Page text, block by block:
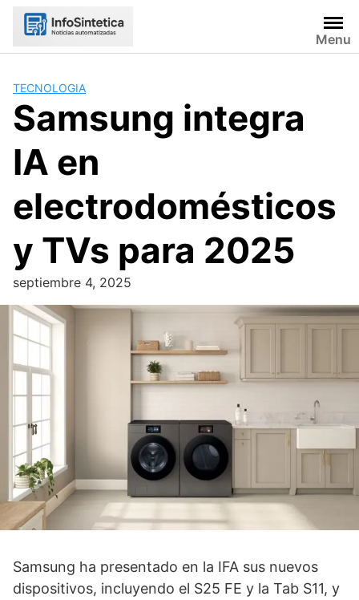
Skip
Menu
TECNOLOGIA
Samsung integra
IA en
electrodomésticos
y TVs para 2025
septiembre 4, 2025
Samsung ha presentado en la IFA sus nuevos
dispositivos, incluyendo el S25 FE y la Tab S11, y